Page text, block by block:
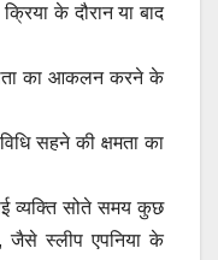
के दौरान या बाद
का आकलन करने के
सहने की क्षमता का
व्यक्ति सोते समय कुछ
स्लीप एपनिया के